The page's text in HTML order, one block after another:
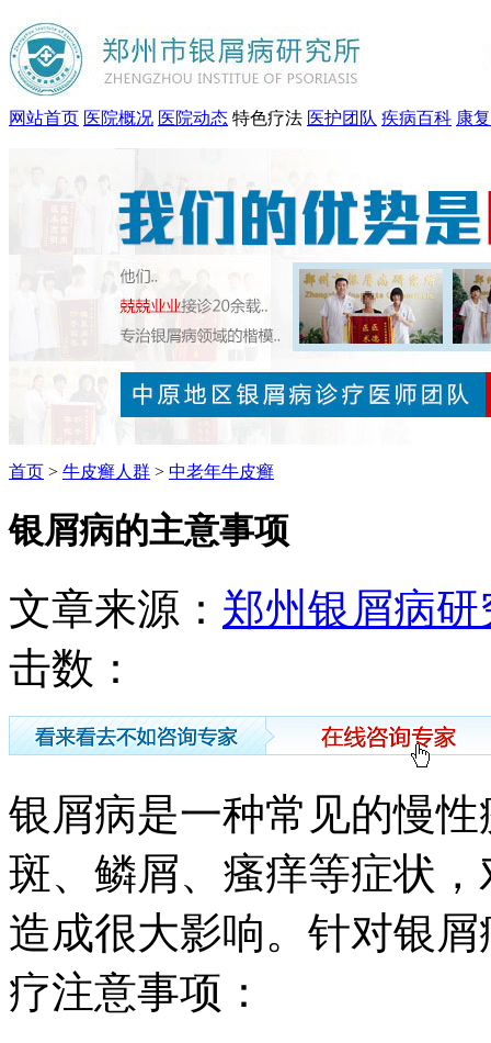
网站首页 医院概况 医院动态 特色疗法 医护团队 疾病百科 康
首页 > 牛皮癣人群 > 中老年牛皮癣
银屑病的主意事项
文章来源： 郑州银屑病研
击数：
银屑病是一种常见的慢
斑、鳞屑、瘙痒等症状
造成很大影响。针对银
疗注意事项：